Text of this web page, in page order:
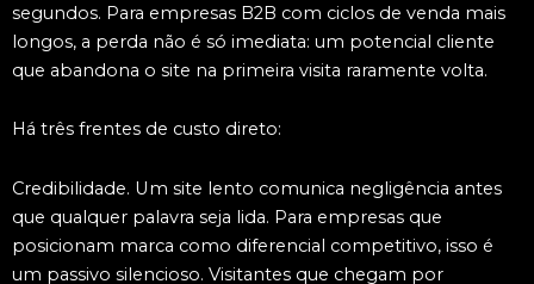
segundos. Para empresas B2B com ciclos de venda mais
longos, a perda não é só imediata: um potencial cliente
que abandona o site na primeira visita raramente volta.
Há três frentes de custo direto:
Credibilidade. Um site lento comunica negligência antes
que qualquer palavra seja lida. Para empresas que
posicionam marca como diferencial competitivo, isso é
um passivo silencioso. Visitantes que chegam por